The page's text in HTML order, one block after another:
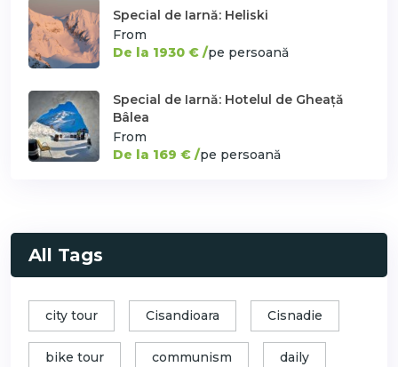
Special de Iarnă: Heliski
From
De la 1930 € /pe persoană
Special de Iarnă: Hotelul de Gheață
Bâlea
From
De la 169 € /pe persoană
All Tags
city tour Cisandioara Cisnadie
bike tour communism daily